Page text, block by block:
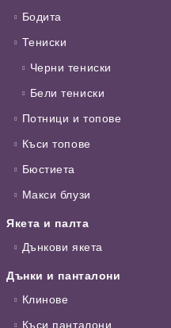
Бодита
Тениски
Черни тениски
Бели тениски
Потници и топове
Къси топове
Бюстиета
Макси блузи
Якета и палта
Дънкови якета
Дънки и панталони
Клинове
Къси панталони